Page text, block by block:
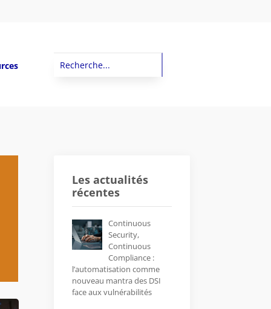
Les actualités
récentes
Continuous
Security,
Continuous
Compliance :
l’automatisation comme
nouveau mantra des DSI
face aux vulnérabilités